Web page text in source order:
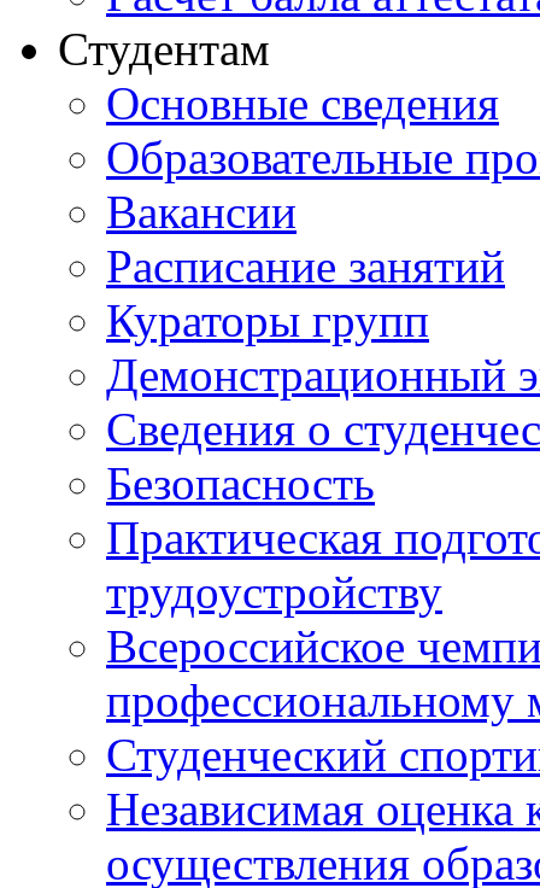
Студентам
Основные сведения
Образовательные
Вакансии
Расписание занятий
Кураторы групп
Демонстрационный
Сведения о
Безопасность
Практическая
трудоустройству
Всероссийское
профессиональному
Студенческий
Независимая оценка
осуществления